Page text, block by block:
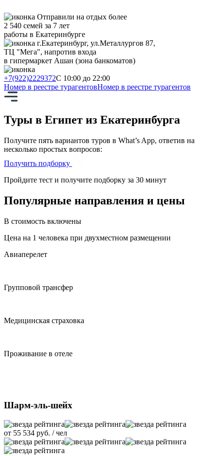
Отправили на отдых более
2 540 семей за 7 лет
работы в Екатеринбурге
г.Екатеринбург, ул.Металлургов 87,
ТЦ "Мега", напротив входа
в гипермаркет Ашан (зона банкоматов)
+7(922)2229372С 10:00 до 22:00
Номер в реестре турагентовНомер в реестре турагентов
Туры в Египет из Екатеринбурга
Получите пять вариантов туров в What’s App, ответив на
несколько простых вопросов:
Получить подборку
Пройдите тест и получите подборку за 30 минут
Популярные направления и цены
В стоимость включены
Цена на 1 человека при двухместном размещении
Авиаперелет
Групповой трансфер
Медицинская страховка
Проживание в отеле
Шарм-эль-шейх
от 55 534 руб. / чел